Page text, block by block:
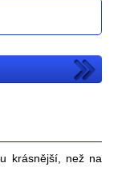
krásnější, než na